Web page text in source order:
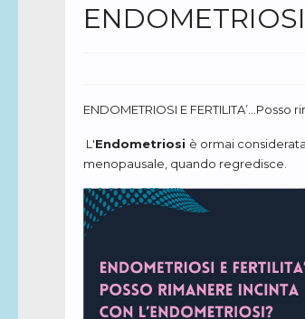
ENDOMETRIOSI E
L'Endometriosi è ormai
menopausale, quando regredisce.